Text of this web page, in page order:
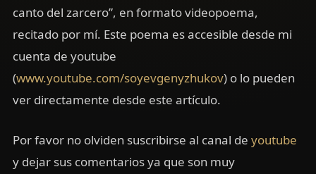
canto del zarcero”, en formato videopoema,
recitado por mí. Este poema es accesible desde mi
cuenta de youtube
(www.youtube.com/soyevgenyzhukov) o lo pueden
ver directamente desde este artículo.
Por favor no olviden suscribirse al canal de youtube
y dejar sus comentarios ya que son muy